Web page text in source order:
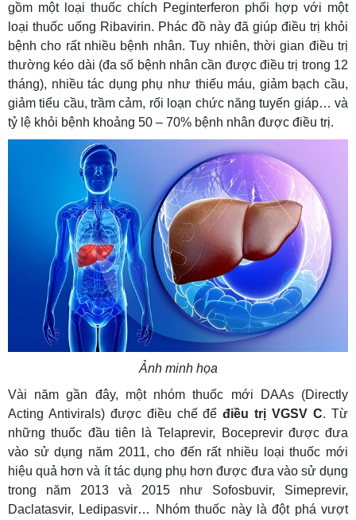
gồm một loại thuốc chích Peginterferon phối hợp với một
loại thuốc uống Ribavirin. Phác đồ này đã giúp điều trị khỏi
bệnh cho rất nhiều bệnh nhân. Tuy nhiên, thời gian điều trị
thường kéo dài (đa số bệnh nhân cần được điều trị trong 12
tháng), nhiều tác dụng phụ như thiếu máu, giảm bạch cầu,
giảm tiểu cầu, trầm cảm, rối loạn chức năng tuyến giáp… và
tỷ lệ khỏi bệnh khoảng 50 – 70% bệnh nhân được điều trị.
Ảnh minh họa
Vài năm gần đây, một nhóm thuốc mới DAAs (Directly
Acting Antivirals) được điều chế đểđiều trị VGSV C. Từ
những thuốc đầu tiên là Telaprevir, Boceprevir được đưa
vào sử dụng năm 2011, cho đến rất nhiều loại thuốc mới
hiệu quả hơn và ít tác dụng phụ hơn được đưa vào sử dụng
trong năm 2013 và 2015 như Sofosbuvir, Simeprevir,
Daclatasvir, Ledipasvir… Nhóm thuốc này là đột phá vượt